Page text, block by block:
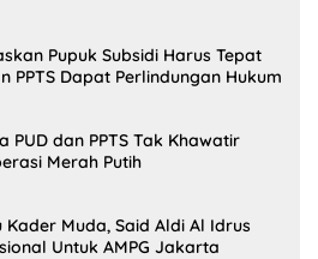
Pupuk Subsidi Harus Tepat
PPTS Dapat Perlindungan Hukum
PUD dan PPTS Tak Khawatir
Merah Putih
Kader Muda, Said Aldi Al Idrus
Untuk AMPG Jakarta